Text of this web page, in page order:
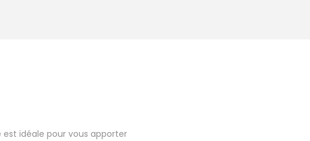
idéale pour vous apporter